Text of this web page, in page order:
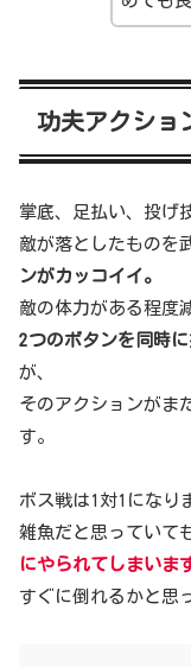
功夫アクショ
掌底、足払い、投げ
敵が落としたものを
ンがカッコイイ。
敵の体力がある程度
2つのボタンを同時
が、
そのアクションがま
す。
ボス戦は1対1になり
雑魚だと思っていて
にやられてしまいま
すぐに倒れるかと思